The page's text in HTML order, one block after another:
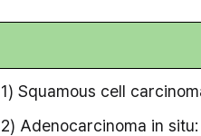
1) Squamous cell
2) Adenocarcinoma in